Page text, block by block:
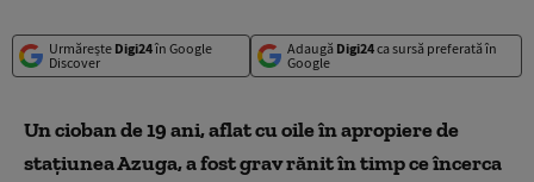
Urmărește Digi24în Google
Discover
Adaugă Digi24ca sursă preferată în
Google
Un cioban de 19 ani, aflat cu oile în apropiere de
staţiunea Azuga, a fost grav rănit în timp ce încerca